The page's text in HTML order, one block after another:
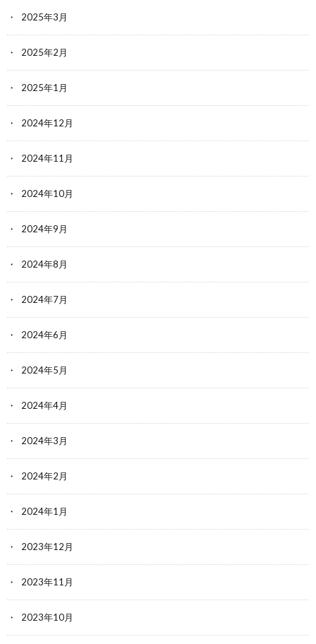
2025年3月
2025年2月
2025年1月
2024年12月
2024年11月
2024年10月
2024年9月
2024年8月
2024年7月
2024年6月
2024年5月
2024年4月
2024年3月
2024年2月
2024年1月
2023年12月
2023年11月
2023年10月